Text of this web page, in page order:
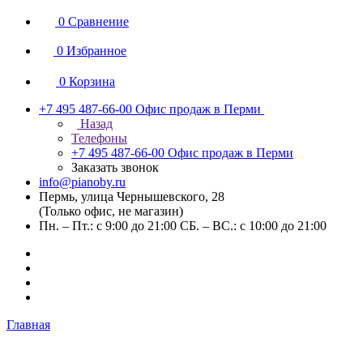
0 Сравнение
0 Избранное
0 Корзина
+7 495 487-66-00 Офис продаж в Перми
Назад
Телефоны
+7 495 487-66-00 Офис продаж в Перми
Заказать звонок
info@pianoby.ru
Пермь, улица Чернышевского, 28
(Только офис, не магазин)
Пн. – Пт.: с 9:00 до 21:00 СБ. – ВС.: с 10:00 до 21:00
Главная